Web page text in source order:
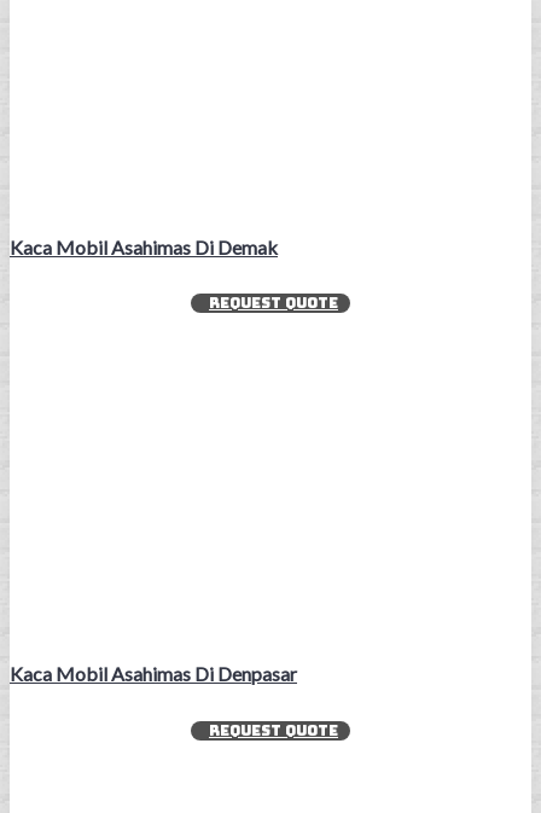
Kaca Mobil Asahimas Di Demak
REQUEST QUOTE
Kaca Mobil Asahimas Di Denpasar
REQUEST QUOTE